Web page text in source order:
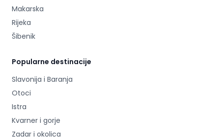
Makarska
Rijeka
Šibenik
Popularne destinacije
Slavonija i Baranja
Otoci
Istra
Kvarner i gorje
Zadar i okolica